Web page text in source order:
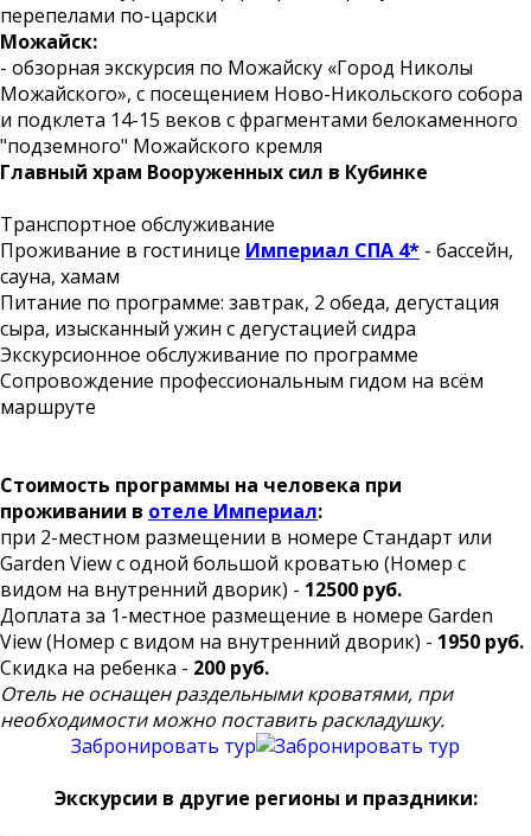
перепелами по-царски
Можайск:
- обзорная экскурсия по Можайску «Город Николы
Можайского», с посещением Ново-Никольского собора
и подклета 14-15 веков с фрагментами белокаменного
"подземного" Можайского кремля
Главный храм Вооруженных сил в Кубинке
Транспортное обслуживание
Проживание в гостинице Империал СПА 4* - бассейн,
сауна, хамам
Питание по программе: завтрак, 2 обеда, дегустация
сыра, изысканный ужин с дегустацией сидра
Экскурсионное обслуживание по программе
Сопровождение профессиональным гидом на всём
маршруте
Стоимость программы на человека при
проживании в отеле Империал:
при 2-местном размещении в номере Стандарт или
Garden View с одной большой кроватью (Номер с
видом на внутренний дворик) - 12500 руб.
Доплата за 1-местное размещение в номере Garden
View (Номер с видом на внутренний дворик) - 1950 руб.
Скидка на ребенка - 200 руб.
Отель не оснащен раздельными кроватями, при
необходимости можно поставить раскладушку.
Забронировать тур
Экскурсии в другие регионы и праздники: